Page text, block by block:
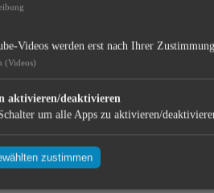
Videos werden erst nach Ihrer
(Videos)
aktivieren/deaktivieren
um alle Apps zu aktivieren/
zustimmen